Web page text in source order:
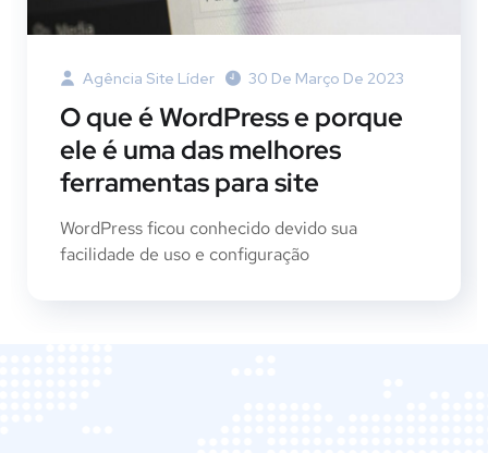
Agência Site Líder 30 De Março De 2023
O que é WordPress e porque
ele é uma das melhores
ferramentas para site
WordPress ficou conhecido devido sua
facilidade de uso e configuração